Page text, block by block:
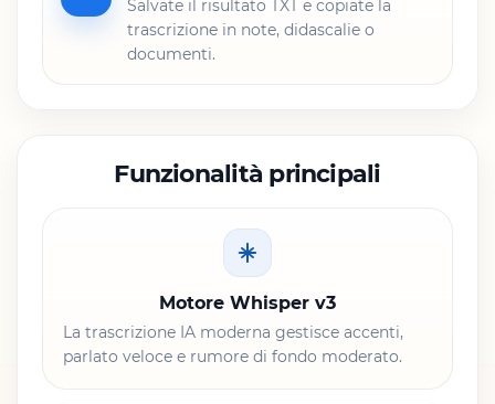
Salvate il risultato TXT e copiate la
trascrizione in note, didascalie o
documenti.
Funzionalità principali
Motore Whisper v3
La trascrizione IA moderna gestisce accenti,
parlato veloce e rumore di fondo moderato.